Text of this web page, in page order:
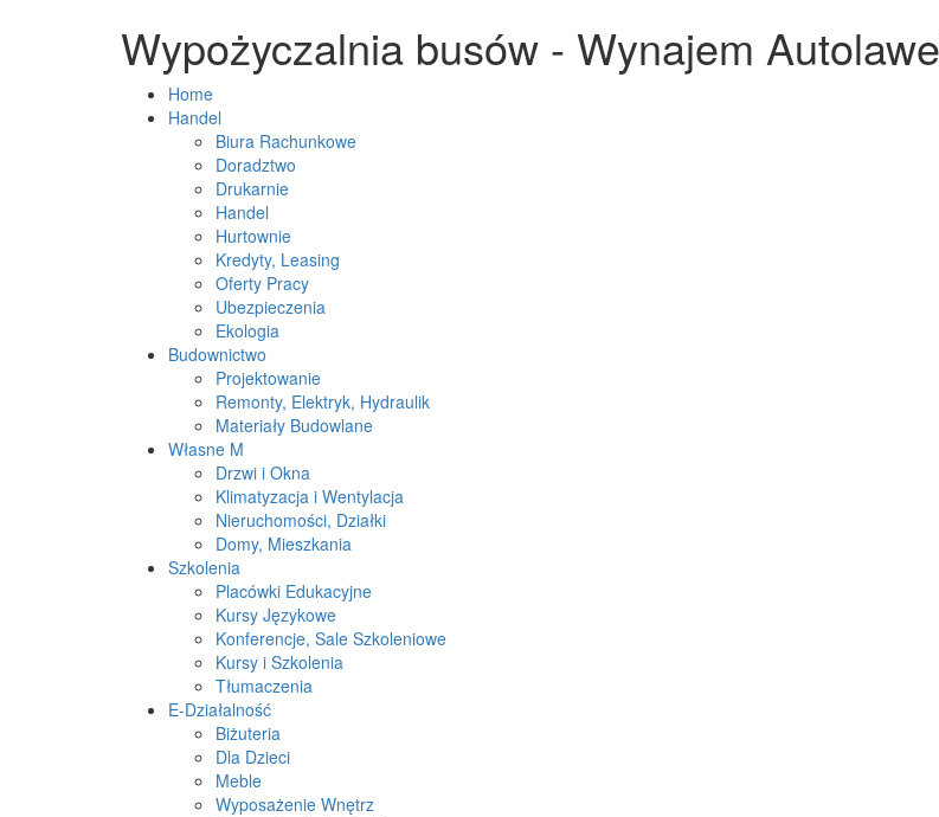
Wypożyczalnia busów - Wynajem
Home
Handel
Biura Rachunkowe
Doradztwo
Drukarnie
Handel
Hurtownie
Kredyty, Leasing
Oferty Pracy
Ubezpieczenia
Ekologia
Budownictwo
Projektowanie
Remonty, Elektryk, Hydraulik
Materiały Budowlane
Własne M
Drzwi i Okna
Klimatyzacja i Wentylacja
Nieruchomości, Działki
Domy, Mieszkania
Szkolenia
Placówki Edukacyjne
Kursy Językowe
Konferencje, Sale Szkoleniowe
Kursy i Szkolenia
Tłumaczenia
E-Działalność
Biżuteria
Dla Dzieci
Meble
Wyposażenie Wnętrz